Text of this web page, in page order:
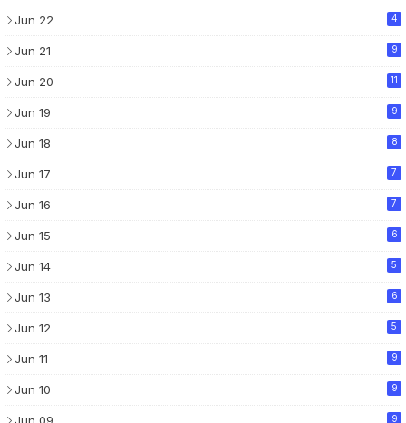
Jun 22 4
Jun 21 9
Jun 20 11
Jun 19 9
Jun 18 8
Jun 17 7
Jun 16 7
Jun 15 6
Jun 14 5
Jun 13 6
Jun 12 5
Jun 11 9
Jun 10 9
9